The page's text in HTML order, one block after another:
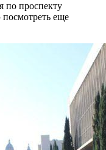
по проспекту
еще